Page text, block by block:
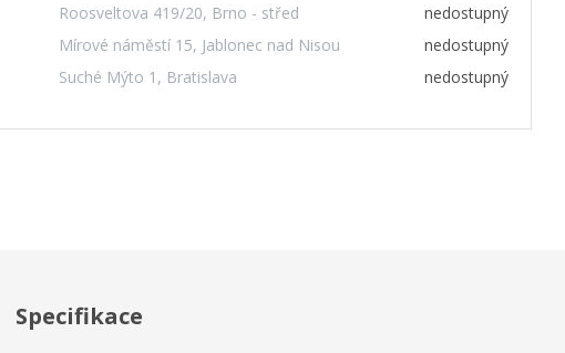
Roosveltova 419/20, Brno - střed
nedostupný
Mírové náměstí 15, Jablonec nad Nisou
nedostupný
Suché Mýto 1, Bratislava
nedostupný
Specifikace